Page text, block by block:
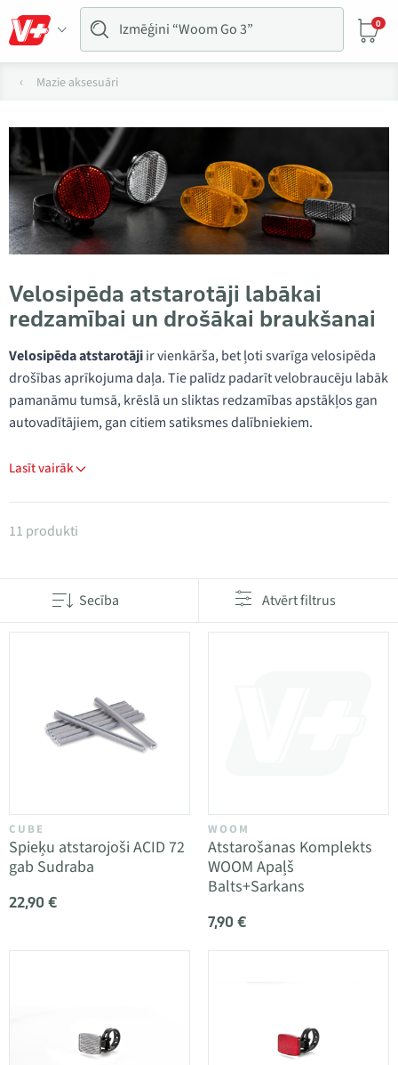
0
Mazie aksesuāri
Velosipēda atstarotāji labākai
redzamībai un drošākai braukšanai
Velosipēda atstarotājiir vienkārša, bet ļoti svarīga velosipēda
drošības aprīkojuma daļa. Tie palīdz padarīt velobraucēju labāk
pamanāmu tumsā, krēslā un sliktas redzamības apstākļos gan
autovadītājiem, gan citiem satiksmes dalībniekiem.
Lasīt vairāk
Produkti kategorijā Atstarotāji
11 produkti
Secība Atvērt filtrus
CUBE
Spieķu atstarojoši ACID 72
gab Sudraba
22,90 €
WOOM
Atstarošanas Komplekts
WOOM Apaļš
Balts+Sarkans
7,90 €